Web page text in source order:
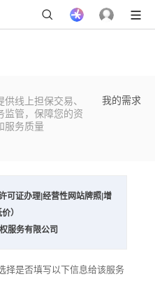
供线上担保交易、
监管，保障您的资
服务质量
我的需求
可证办理|经营性网站牌照|增
）
服务有限公司
择是否填写以下信息给该服务